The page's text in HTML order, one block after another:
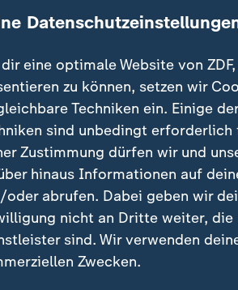
stoppt
eine optimale Website von
zu können, setzen wir
Techniken ein. Einige
sind unbedingt
Zustimmung dürfen wir und
hinaus Informationen auf
oder abrufen. Dabei geben wir
nicht an Dritte weiter,
sind. Wir verwenden
Zwecken.